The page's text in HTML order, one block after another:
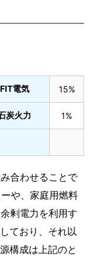
FIT電気 15%
炭火力 1%
合わせることで
や、家庭用燃料
剰電力を利用す
ており、それ以
構成は上記のと